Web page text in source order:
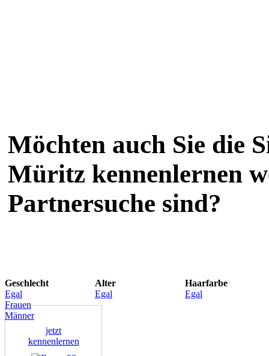
Möchten auch Sie die
Müritz kennenlernen
Partnersuche sind?
Geschlecht
Egal
Frauen
Männer
Alter
Egal
Haarfarbe
Egal
jetzt
kennenlernen